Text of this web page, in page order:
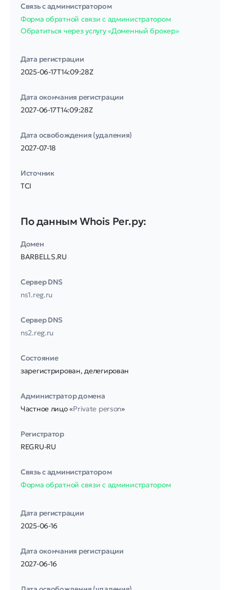
Связь с администратором
Форма обратной связи с администратором
Обратиться через услугу «Доменный брокер»
Дата регистрации
2025-06-17T14:09:28Z
Дата окончания регистрации
2027-06-17T14:09:28Z
Дата освобождения (удаления)
2027-07-18
Источник
TCI
По данным Whois Рег.ру:
Домен
BARBELLS.RU
Сервер DNS
ns1.reg.ru
Сервер DNS
ns2.reg.ru
Соcтояние
зарегистрирован, делегирован
Администратор домена
Частное лицо «Private person»
Регистратор
REGRU-RU
Связь с администратором
Форма обратной связи с администратором
Дата регистрации
2025-06-16
Дата окончания регистрации
2027-06-16